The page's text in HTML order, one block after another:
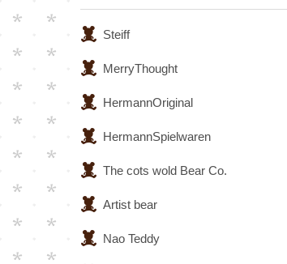
Steiff
MerryThought
HermannOriginal
HermannSpielwaren
The cots wold Bear Co.
Artist bear
Nao Teddy